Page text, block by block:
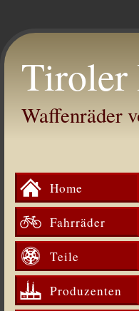
Tiroler
Waffenräder
Home
Fahrräder
Teile
Produzenten